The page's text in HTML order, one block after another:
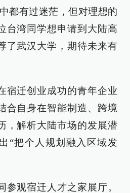
都有过迷茫，但对理想的
台湾同学想申请到大陆高
了武汉大学，期待未来有
宿迁创业成功的青年企业
合自身在智能制造、跨境
，解析大陆市场的发展潜
“把个人规划融入区域发
参观宿迁人才之家展厅。